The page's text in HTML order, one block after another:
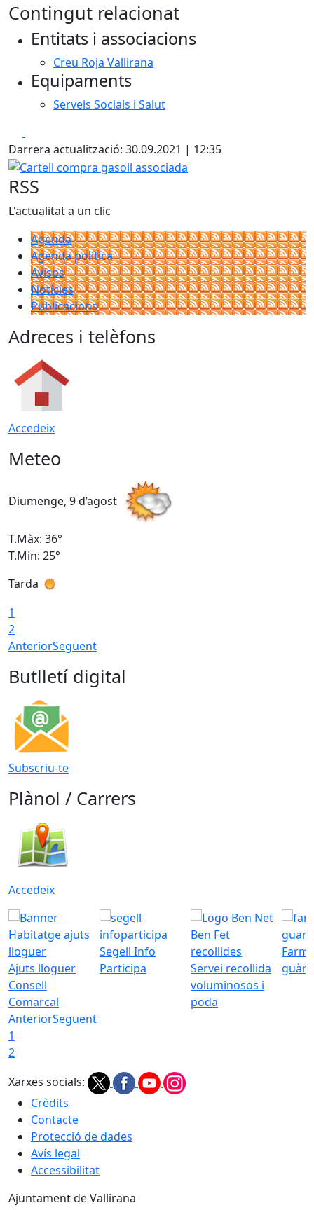
Contingut relacionat
Entitats i associacions
Creu Roja Vallirana
Equipaments
Serveis Socials i Salut
Darrera actualització: 30.09.2021 | 12:35
Cartell compra gasoil associada
RSS
L'actualitat a un clic
Agenda
Agenda política
Avisos
Notícies
Publicacions
Adreces i telèfons
Accedeix
Meteo
Diumenge, 9 d’agost
T.Màx: 36°
T.Min: 25°
Tarda
1
2
AnteriorSegüent
Butlletí digital
Subscriu-te
Plànol / Carrers
Accedeix
Ajuts lloguer
Consell
Comarcal
Segell Info
Participa
Servei recollida
voluminosos i
poda
AnteriorSegüent
1
2
Xarxes socials:
Crèdits
Contacte
Protecció de dades
Avís legal
Accessibilitat
Ajuntament de Vallirana